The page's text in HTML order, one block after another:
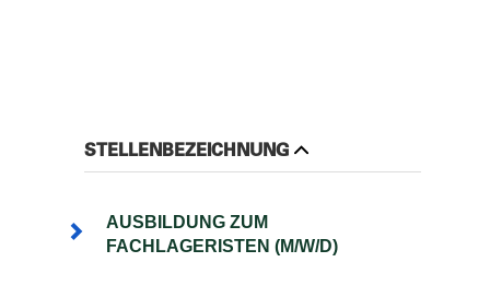
STELLENBEZEICHNUNG
AUSBILDUNG ZUM
FACHLAGERISTEN (M/W/D)